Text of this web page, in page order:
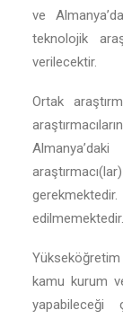
ve
teknolojik
verilecektir.
Ortak
edilmemektedir.
Yükseköğretim
kamu kurum
yapabileceği